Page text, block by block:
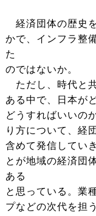
経済団体の歴史
かで、インフラ整
た
のではないか。
ただし、時代と
ある中で、日本が
どうすればいいの
り方について、経
含めて発信してい
とが地域の経済団
ある
と思っている。業
プなどの次代を担